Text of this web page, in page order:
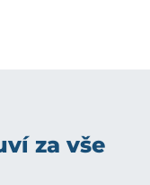
za vše